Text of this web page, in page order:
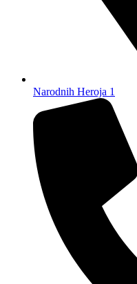
Narodnih Heroja 1